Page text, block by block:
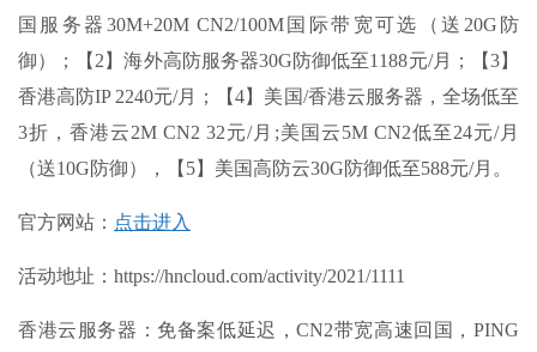
国服务器30M+20M CN2/100M国际带宽可选（送20G防
御）；【2】海外高防服务器30G防御低至1188元/月；【3】
香港高防IP 2240元/月；【4】美国/香港云服务器，全场低至
3折，香港云2M CN2 32元/月;美国云5M CN2低至24元/月
（送10G防御），【5】美国高防云30G防御低至588元/月。
官方网站： 点击进入
活动地址： https://hncloud.com/activity/2021/1111
香港云服务器：免备案低延迟，CN2带宽高速回国，PING